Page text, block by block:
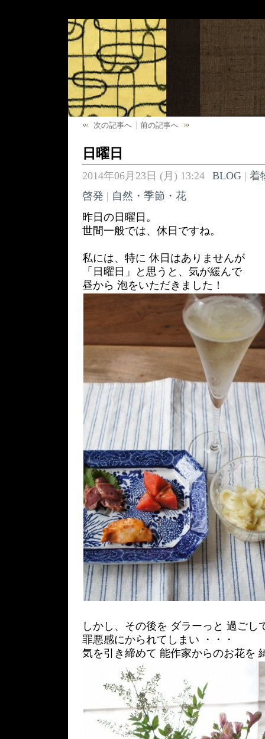
次の記事へ 前の記事へ
日曜日
2014年06月23日 (月) 13:24 BLOG| 着
啓発 | 自然・季節・花
昨日の日曜日。
世間一般では、休日ですね。
私には、特に 休日はありませんが
「日曜日」と思うと、気が緩んで
昼から 泡をいただきました！
しかし、その後を ダラーっと 過ごし
罪悪感にかられてしまい ・・・
気を引き締めて 能作家からのお花を